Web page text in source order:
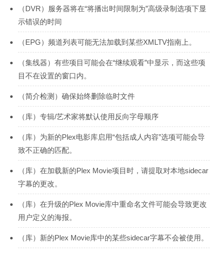
（DVR）服务器将在“将播出时间限制为”高级录制选项下显
示错误的时间
（EPG）频道列表可能无法加载到某些XMLTV指南上。
（集线器）有些项目可能会在“继续观看”中显示，而这些项
目不在设置的窗口内。
（简介检测）确保始终删除临时文件
（库）专辑/艺术家将默认使用反向字母顺序
（库）为新的Plex电影库启用“包括成人内容”选项可能会导
致不正确的匹配。
（库）在加载新的Plex Movie项目时，请提取对本地sidecar
字幕的更改。
（库）在升级的Plex Movie库中重命名文件可能会导致更改
用户定义的海报。
（库）新的Plex Movie库中的某些sidecar字幕不会被使用。